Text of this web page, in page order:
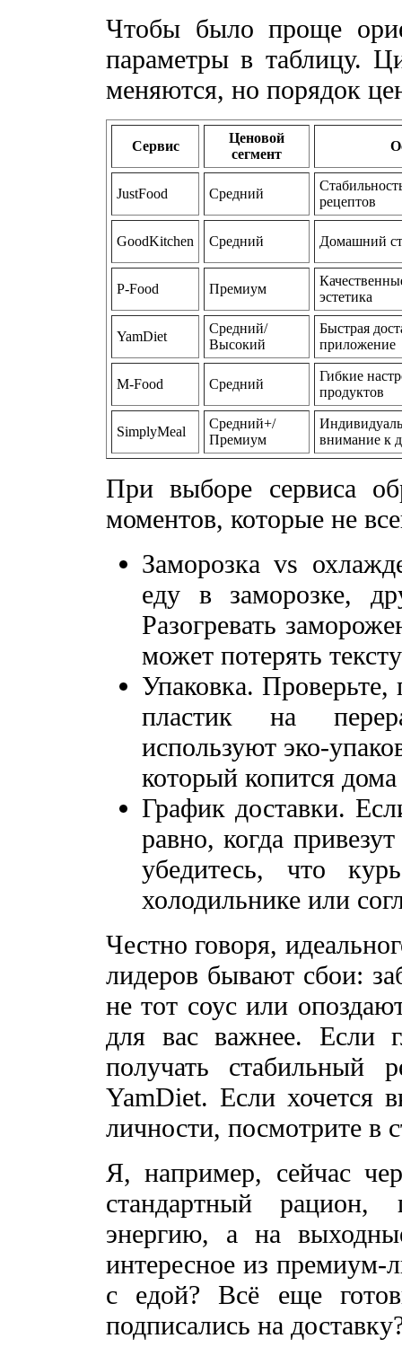
Чтобы было проще
параметры в таблицу.
меняются, но порядок
Сервис
Ценовой
сегмент
JustFood Средний
рецептов
GoodKitchen Средний Домашний
P-Food Премиум
эстетика
YamDiet
Средний/
Высокий
Быстрая
приложение
M-Food Средний
Гибкие
продуктов
SimplyMeal
Средний+/
Премиум
внимание к
При выборе сервиса
моментов, которые не
Заморозка vs
еду в заморозке,
Разогревать
может потерять
Упаковка.
пластик на
используют эко-
который копится
График доставки.
равно, когда
убедитесь, что
холодильнике или
Честно говоря,
лидеров бывают сбои:
не тот соус или
для вас важнее. Если
получать стабильный
YamDiet. Если хочется
личности, посмотрите в
Я, например, сейчас
стандартный
энергию, а на
интересное из премиум-
с едой? Всё еще
подписались на